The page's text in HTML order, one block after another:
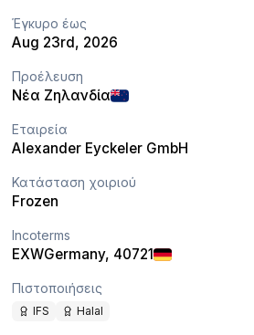
Έγκυρο έως
Aug 23rd, 2026
Προέλευση
Νέα Ζηλανδία
Εταιρεία
Alexander Eyckeler GmbH
Κατάσταση χοιριού
Frozen
Incoterms
EXWGermany, 40721
Πιστοποιήσεις
IFS Halal